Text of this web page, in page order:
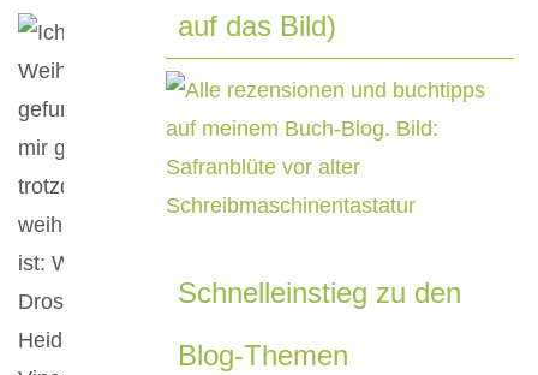
auf das Bild)
Schnelleinstieg zu den
Blog-Themen